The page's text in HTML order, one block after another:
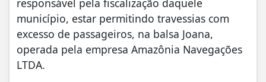
responsável pela fiscalização daquele
município, estar permitindo travessias com
excesso de passageiros, na balsa Joana,
operada pela empresa Amazônia Navegações
LTDA.